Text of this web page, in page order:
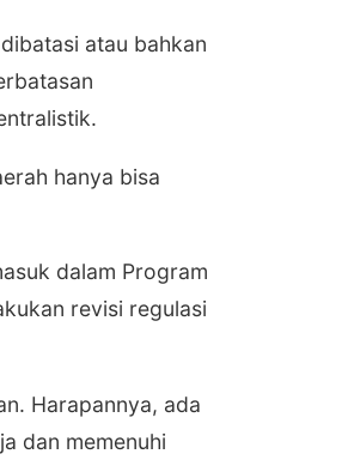
atau bahkan
hanya bisa
dalam Program
revisi regulasi
Harapannya, ada
dan memenuhi